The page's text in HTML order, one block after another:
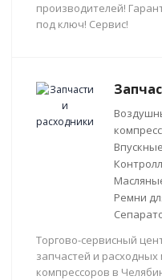
производителей!
под ключ! Сервис!
Ремни
Торгово-сервисный
запчастей и
компрессоров в